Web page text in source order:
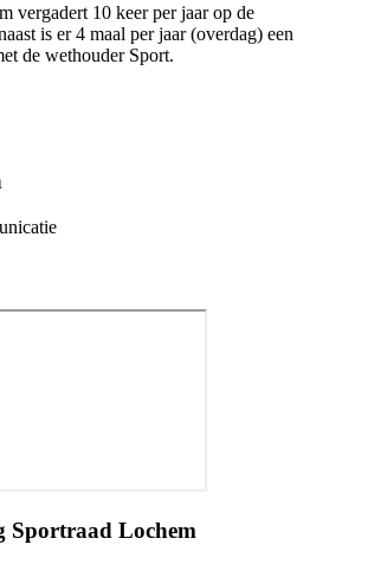
vergadert 10 keer per jaar op de
is er 4 maal per jaar (overdag) een
de wethouder Sport.
Sportraad Lochem